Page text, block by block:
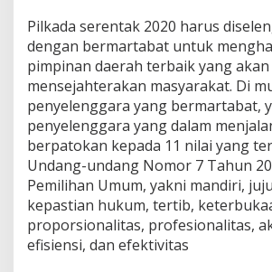
Pilkada serentak 2020 harus
dengan bermartabat untuk
pimpinan daerah terbaik yang akan
mensejahterakan masyarakat. Di
penyelenggara yang bermartabat,
penyelenggara yang dalam
berpatokan kepada 11 nilai yang
Undang-undang Nomor 7 Tahun
Pemilihan Umum, yakni mandiri,
kepastian hukum, tertib,
proporsionalitas, profesionalitas,
efisiensi, dan efektivitas